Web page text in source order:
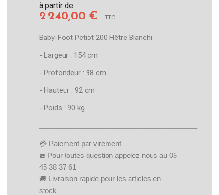
à partir de
2 240,00 € TTC
Baby-Foot Petiot 200 Hêtre Blanchi
- Largeur : 154 cm
- Profondeur : 98 cm
- Hauteur : 92 cm
- Poids : 90 kg
💳 Paiement par virement
☎️ Pour toutes question appelez nous au 05
45 38 37 61
🚚 Livraison rapide pour les articles en
stock